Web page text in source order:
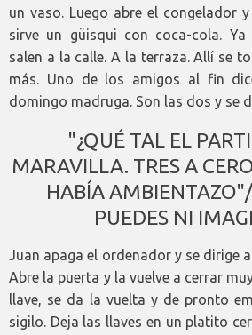
un vaso. Luego abre el congelador
sirve un güisqui con coca-cola.
salen a la calle. A la terraza. Allí se
más. Uno de los amigos al fin
domingo madruga. Son las dos y se
"¿QUÉ TAL EL
MARAVILLA. TRES A
HABÍA
PUEDES NI
Juan apaga el ordenador y se dirige
Abre la puerta y la vuelve a cerrar
llave, se da la vuelta y de pronto
sigilo. Deja las llaves en un platito